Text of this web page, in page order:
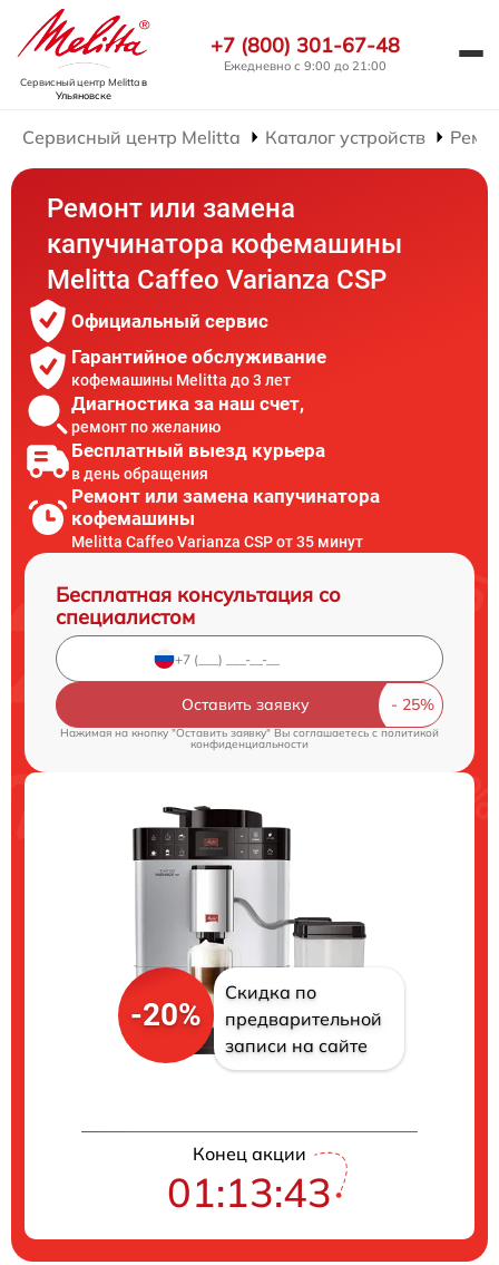
Сервисный центр Melittaв
Ульяновске
+7 (800) 301-67-48
Ежедневно с 9:00 до 21:00
Сервисный центр Melitta Каталог устройств
Ремонт или замена
капучинатора кофемашины
Melitta Caffeo Varianza CSP
Официальный сервис
Гарантийное обслуживание
кофемашины Melitta до 3 лет
Диагностика за наш счет,
ремонт по желанию
Бесплатный выезд курьера
в день обращения
Ремонт или замена капучинатора
кофемашины
Melitta Caffeo Varianza CSP от 35 минут
Бесплатная консультация со
специалистом
Оставить заявку
Нажимая на кнопку "Оставить заявку" Вы соглашаетесь cполитикой
конфиденциальности
-20%
Скидка по
предварительной
записи на сайте
Конец акции
01:13:42